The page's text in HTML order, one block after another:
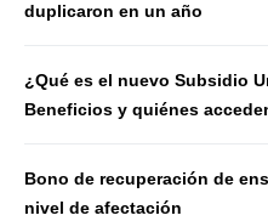
duplicaron en un año
¿Qué es el nuevo Subsidio
Beneficios y quiénes
Bono de recuperación de
nivel de afectación